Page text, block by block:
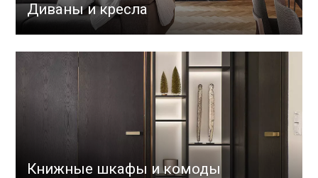
Диваны и кресла
Книжные шкафы и комоды